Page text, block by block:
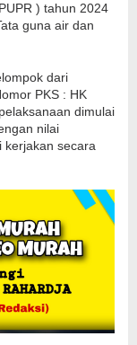
) tahun 2024
guna air dan
dari
PKS : HK
dimulai
nilai
kerjakan secara